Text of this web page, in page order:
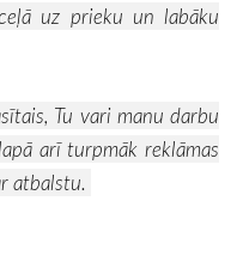
uz prieku un labāku
Tu vari manu darbu
arī turpmāk reklāmas
atbalstu.